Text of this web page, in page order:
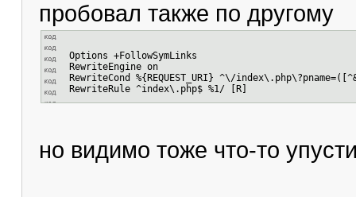
пробовал также по другому
Options +FollowSymLinks
RewriteEngine on
RewriteCond %{REQUEST_URI} ^\/
RewriteRule ^index\.php$ %1/ [R]
но видимо тоже что-то